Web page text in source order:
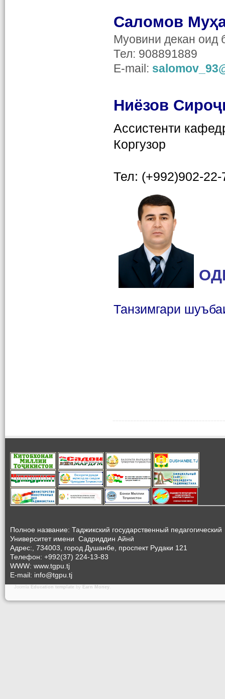
Саломов
Муовини декан оид
Тел: 908891889
E-mail:
Ниёзов Сиро
Ассистенти
Коргузор
Тел: (+992)902-22-
Танзимгари
Полное название: Таджикский государственный педагогический
Университет имени Садриддин Айнӣ
Адрес:, 734003, город Душанбе, проспект Рудаки 121
Телефон: +992(37) 224-13-83
WWW: www.tgpu.tj
E-mail: info@tgpu.tj
Joomla Education template by Earn Money.